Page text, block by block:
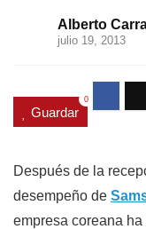
Alberto
julio 19, 2013
Guardar
0
Después de la
desempeño de
empresa coreana